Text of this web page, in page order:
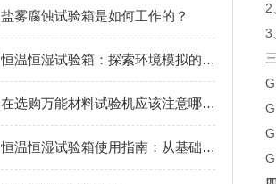
盐雾腐蚀试验箱是如何工作的？
恒温恒湿试验箱：探索环境模拟的奥秘
在选购万能材料试验机应该注意哪些要求？
恒温恒湿试验箱使用指南：从基础知识到高级应用
2
3